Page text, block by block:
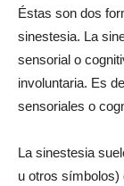
Éstas son dos
sinestesia. La
sensorial o
involuntaria. Es
sensoriales o
La sinestesia
u otros símbolos)